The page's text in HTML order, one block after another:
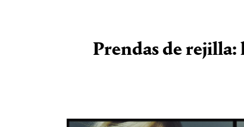
Prendas de rejilla: